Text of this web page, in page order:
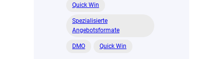
Quick Win
Spezialisierte
Angebotsformate
DMO Quick Win